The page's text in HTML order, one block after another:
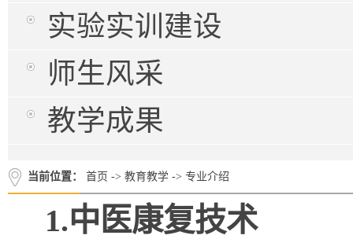
实验实训建设
师生风采
教学成果
当前位置： 首页 -> 教育教学 -> 专业介绍
1.中医康复技术